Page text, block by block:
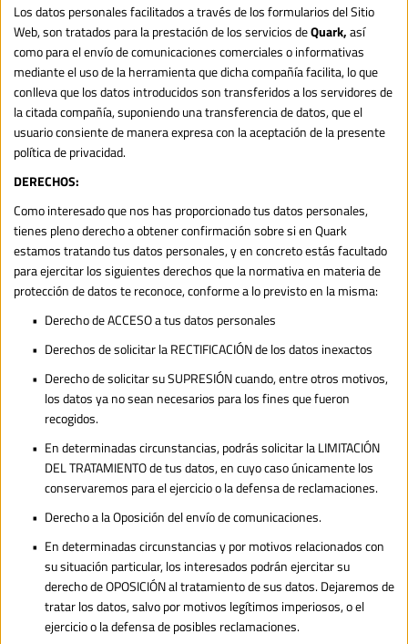
Los datos personales facilitados a través de los formularios del Sitio
Web, son tratados para la prestación de los servicios de Quark, así
como para el envío de comunicaciones comerciales o informativas
mediante el uso de la herramienta que dicha compañía facilita, lo que
conlleva que los datos introducidos son transferidos a los servidores de
la citada compañía, suponiendo una transferencia de datos, que el
usuario consiente de manera expresa con la aceptación de la presente
política de privacidad.
DERECHOS:
Como interesado que nos has proporcionado tus datos personales,
tienes pleno derecho a obtener confirmación sobre si en Quark
estamos tratando tus datos personales, y en concreto estás facultado
para ejercitar los siguientes derechos que la normativa en materia de
protección de datos te reconoce, conforme a lo previsto en la misma:
Derecho de ACCESO a tus datos personales
Derechos de solicitar la RECTIFICACIÓN de los datos inexactos
Derecho de solicitar su SUPRESIÓN cuando, entre otros motivos,
los datos ya no sean necesarios para los fines que fueron
recogidos.
En determinadas circunstancias, podrás solicitar la LIMITACIÓN
DEL TRATAMIENTO de tus datos, en cuyo caso únicamente los
conservaremos para el ejercicio o la defensa de reclamaciones.
Derecho a la Oposición del envío de comunicaciones.
En determinadas circunstancias y por motivos relacionados con
su situación particular, los interesados podrán ejercitar su
derecho de OPOSICIÓN al tratamiento de sus datos. Dejaremos de
tratar los datos, salvo por motivos legítimos imperiosos, o el
ejercicio o la defensa de posibles reclamaciones.